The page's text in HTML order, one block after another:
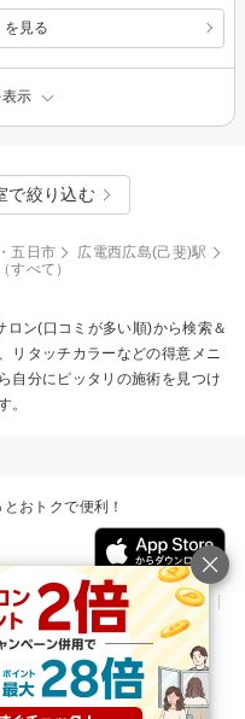
見る
示
で絞り込む
五日市
広電西広島(己斐)駅
すべて）
ロン(口コミが多い順)から検索＆
リタッチカラーなどの得意メニ
自分にピッタリの施術を見つけ
。
おトクで便利！
リリース情報
利用規約
様
サービス一覧 アプリ一覧
Inc.